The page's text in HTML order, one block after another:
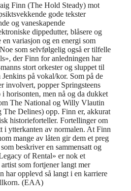
Finn (The Hold Steady) mot
gode tekster
og vaneskapende
dippedutter, blåsere og
variasjon og en energi som
som selvfølgelig også er tilfelle
der Finn for anledningen har
stort orkester og sluppet til
på vokal/kor. Som på de
involvert, popper Springsteens
horisonten, men nå og da dukket
The National og Willy Vlautin
The Delines) opp. Finn er, akkurat
historieforteller. Fortellinger om
i ytterkanten av normalen. At Finn
mange av låten gir dem et preg
beskriver en sammensatt og
of Rental» er nok et
som fortjener langt mer
har opplevd så langt i en karriere
(EAA)